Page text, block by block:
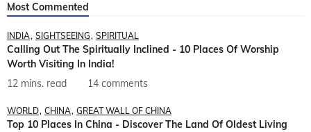
Most Commented
INDIA SIGHTSEEING SPIRITUAL
Calling Out The Spiritually Inclined - 10 Places Of Worship
Worth Visiting In India!
12 mins. read
14 comments
WORLD CHINA GREAT WALL OF CHINA
Top 10 Places In China - Discover The Land Of Oldest Living